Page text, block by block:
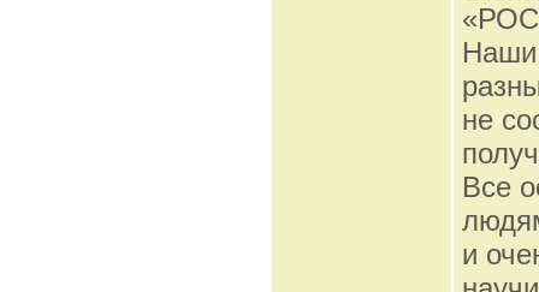
Наши
не
Все
и